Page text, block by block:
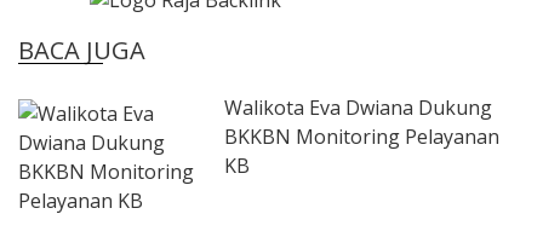
BACA JUGA
Walikota Eva Dwiana Dukung
BKKBN Monitoring Pelayanan
KB